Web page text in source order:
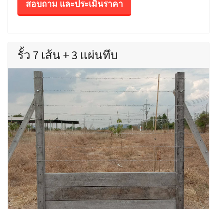
สอบถาม และประเมินราคา
รั้ว 7 เส้น + 3 แผ่นทึบ